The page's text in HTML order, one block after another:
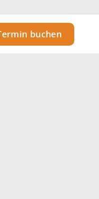
buchen